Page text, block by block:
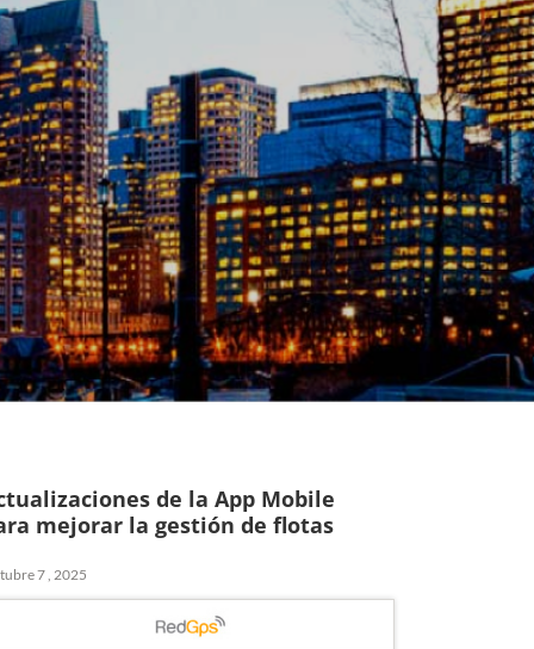
de la App Mobile
mejorar la gestión de flotas
7 , 2025